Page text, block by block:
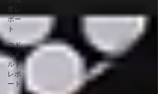
業レ
ポー
ト
コド
モギ
ルド
レポ
ート